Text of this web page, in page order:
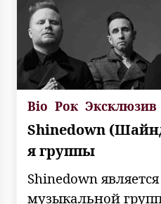
Bio Рок Эксклюзив
Shinedown
я группы
Shinedown
музыкальной